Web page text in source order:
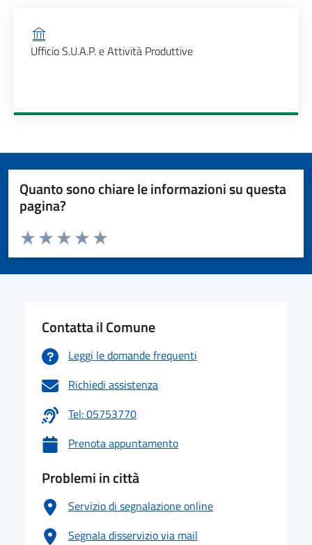
Ufficio competente
Ufficio S.U.A.P. e Attività Produttive
Quanto sono chiare le informazioni su questa
pagina?
Valuta da 1 a 5 stelle la pagina
Valuta 5 stelle su 5
Valuta 4 stelle su 5
Valuta 3 stelle su 5
Valuta 2 stelle su 5
Valuta 1 stelle su 5
Contatta il Comune
Leggi le domande frequenti
Richiedi assistenza
Tel: 05753770
Prenota appuntamento
Problemi in città
Servizio di segnalazione online
Segnala disservizio via mail